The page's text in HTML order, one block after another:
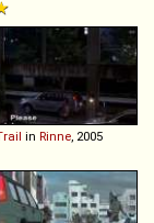
in Rinne, 2005